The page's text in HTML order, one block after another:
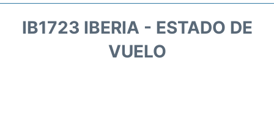
IB1723 IBERIA - ESTADO DE
VUELO